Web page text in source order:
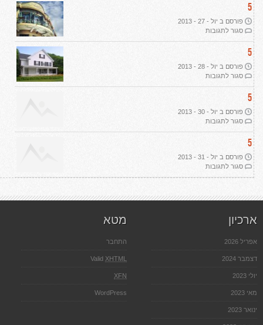
ב-2026:
שבעה
עקרונות
אמיתית
5
פורסם ב יול - 27 - 2013
סגור לתגובותעל
5
פורסם ב יול - 28 - 2013
סגור לתגובותעל
5
פורסם ב יול - 30 - 2013
סגור לתגובותעל
5
פורסם ב יול - 31 - 2013
סגור לתגובותעל
ארכיון
אפריל 2026
דצמבר 2024
יולי 2023
מאי 2023
ינואר 2023
מטא
התחבר
Valid XHTML
XFN
WordPress